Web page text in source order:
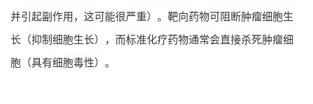
并引起副作用，这可能很严重）。靶向药物可阻断肿瘤细胞生
长（抑制细胞生长），而标准化疗药物通常会直接杀死肿瘤细
胞（具有细胞毒性）。